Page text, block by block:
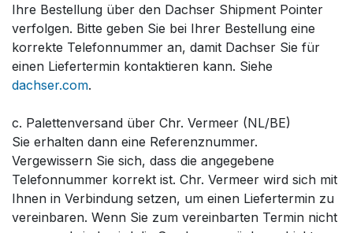
Ihre Bestellung über den Dachser Shipment Pointer
verfolgen. Bitte geben Sie bei Ihrer Bestellung eine
korrekte Telefonnummer an, damit Dachser Sie für
einen Liefertermin kontaktieren kann. Siehe
dachser.com.
c. Palettenversand über Chr. Vermeer (NL/BE)
Sie erhalten dann eine Referenznummer.
Vergewissern Sie sich, dass die angegebene
Telefonnummer korrekt ist. Chr. Vermeer wird sich mit
Ihnen in Verbindung setzen, um einen Liefertermin zu
vereinbaren. Wenn Sie zum vereinbarten Termin nicht